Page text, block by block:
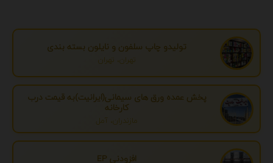
تولیدو چاپ سلفون و نایلون بسته بندی
تهران، تهران
پخش عمده ورق های سیمانی(ایرانیت)به قیمت درب
کارخانه
مازندران، آمل
افزودنی EP